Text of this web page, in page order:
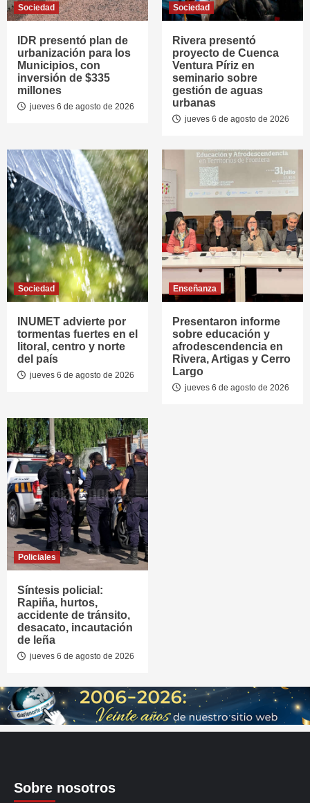
Sociedad
IDR presentó plan de
urbanización para los
Municipios, con
inversión de $335
millones
jueves 6 de agosto de 2026
Sociedad
Rivera presentó
proyecto de Cuenca
Ventura Píriz en
seminario sobre
gestión de aguas
urbanas
jueves 6 de agosto de 2026
Sociedad
INUMET advierte por
tormentas fuertes en el
litoral, centro y norte
del país
jueves 6 de agosto de 2026
Enseñanza
Presentaron informe
sobre educación y
afrodescendencia en
Rivera, Artigas y Cerro
Largo
jueves 6 de agosto de 2026
Policiales
Síntesis policial:
Rapiña, hurtos,
accidente de tránsito,
desacato, incautación
de leña
jueves 6 de agosto de 2026
Sobre nosotros